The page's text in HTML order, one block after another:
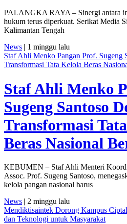
PALANGKA RAYA – Sinergi antara
hukum terus diperkuat. Serikat Media
Kalimantan Tengah
News | 1 minggu lalu
Staf Ahli Menko Pangan Prof. Sugeng
Transformasi Tata Kelola Beras
Staf Ahli Menko
Sugeng Santoso
Transformasi
Beras Nasional
KEBUMEN – Staf Ahli Menteri
Assoc. Prof. Sugeng Santoso,
kelola pangan nasional harus
News | 2 minggu lalu
Mendiktisaintek Dorong Kampus
dan Teknologi untuk Masyarakat